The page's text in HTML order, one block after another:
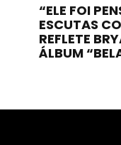
“ELE FOI
ESCUTAS
REFLETE
ÁLBUM